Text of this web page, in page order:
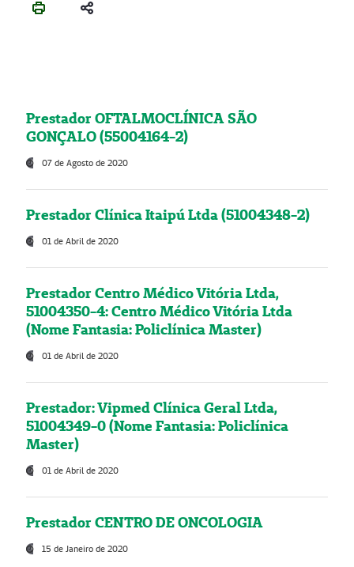
Prestador OFTALMOCLÍNICA SÃO
GONÇALO (55004164-2)
07 de Agosto de 2020
Prestador Clínica Itaipú Ltda (51004348-2)
01 de Abril de 2020
Prestador Centro Médico Vitória Ltda,
51004350-4: Centro Médico Vitória Ltda
(Nome Fantasia: Policlínica Master)
01 de Abril de 2020
Prestador: Vipmed Clínica Geral Ltda,
51004349-0 (Nome Fantasia: Policlínica
Master)
01 de Abril de 2020
Prestador CENTRO DE ONCOLOGIA
15 de Janeiro de 2020